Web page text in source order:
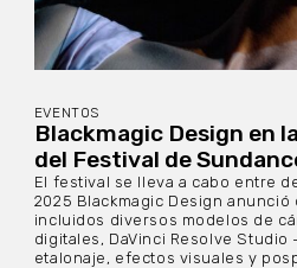
EVENTOS
Blackmagic Design en
del Festival de
El festival se lleva a cabo entre
2025 Blackmagic Design
incluidos diversos modelos de
digitales, DaVinci Resolve
etalonaje, efectos visuales y